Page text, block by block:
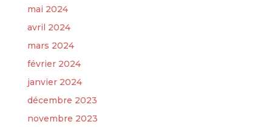
mai 2024
avril 2024
mars 2024
février 2024
janvier 2024
décembre 2023
novembre 2023